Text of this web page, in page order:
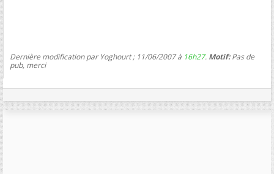
Dernière modification par Yoghourt ; 11/06/2007 à 16h27. Motif:Pas de
pub, merci